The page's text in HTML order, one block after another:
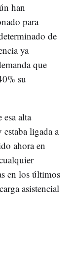
han
para
de
ya
que
su
alta
estaba ligada a
ahora en
en los últimos
asistencial